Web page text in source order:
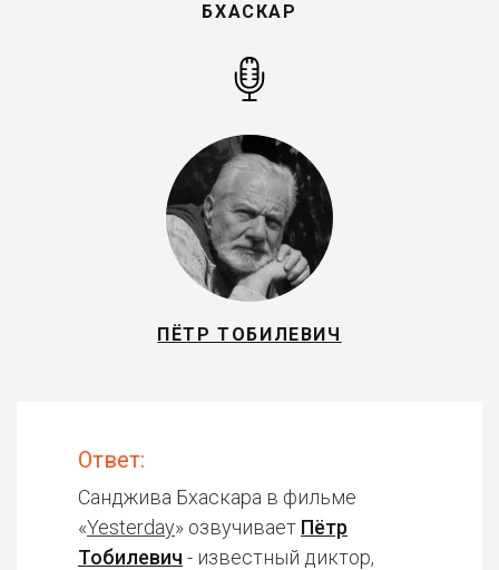
БХАСКАР
ПЁТР ТОБИЛЕВИЧ
Ответ:
Санджива Бхаскара в фильме
«Yesterday» озвучивает Пётр
Тобилевич - известный диктор,